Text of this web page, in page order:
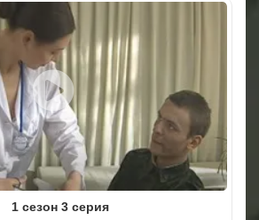
1 сезон 3 серия